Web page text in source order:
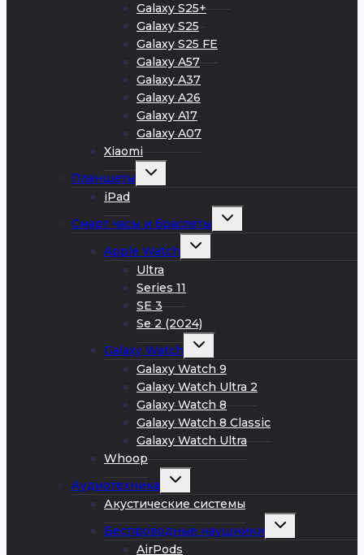
Galaxy S25+
Galaxy S25
Galaxy S25 FE
Galaxy A57
Galaxy A37
Galaxy A26
Galaxy A17
Galaxy A07
Xiaomi
Планшеты
Развернуть
iPad
Смарт часы и браслеты
Развернуть
Apple Watch
Развернуть
Ultra
Series 11
SE 3
Se 2 (2024)
Galaxy Watch
Развернуть
меню
Galaxy Watch 9
Galaxy Watch Ultra 2
Galaxy Watch 8
Galaxy Watch 8 Classic
Galaxy Watch Ultra
Whoop
Аудиотехника
Развернуть
меню
Акустические системы
Беспроводные наушники
Развернуть
AirPods